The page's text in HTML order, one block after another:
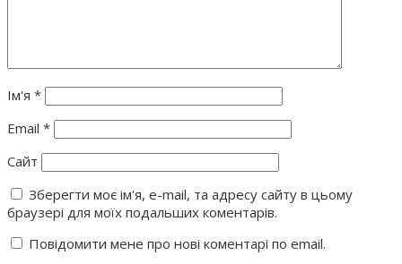
Ім'я *
Email *
Сайт
Зберегти моє ім'я, e-mail, та адресу сайту в цьому
браузері для моїх подальших коментарів.
Повідомити мене про нові коментарі по email.